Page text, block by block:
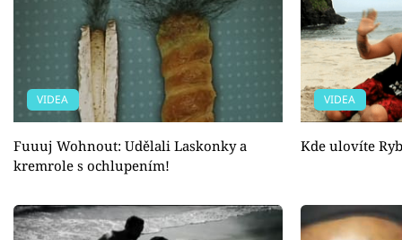
VIDEA
Fuuuj Wohnout: Udělali Laskonky a
kremrole s ochlupením!
VIDEA
Kde ulovíte